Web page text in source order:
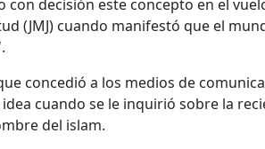
con decisión este concepto en el
(JMJ) cuando manifestó que el
concedió a los medios de
cuando se le inquirió sobre la
del islam.